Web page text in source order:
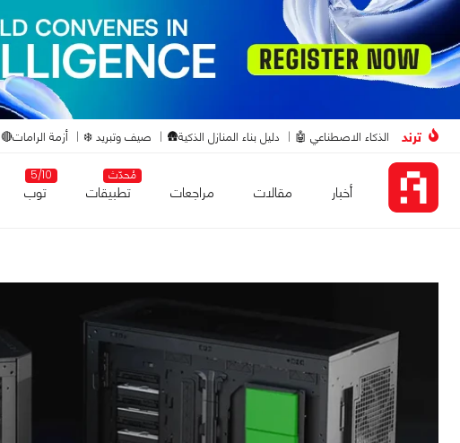
ترند الذكاء الاصطناعي 🤖 دليل بناء المنازل الذكية🛖 صيف وتبريد ❄️ أزمة الرامات🔴
أخبار مقالات مراجعات
مُحدّث
تطبيقات
5/10
توب